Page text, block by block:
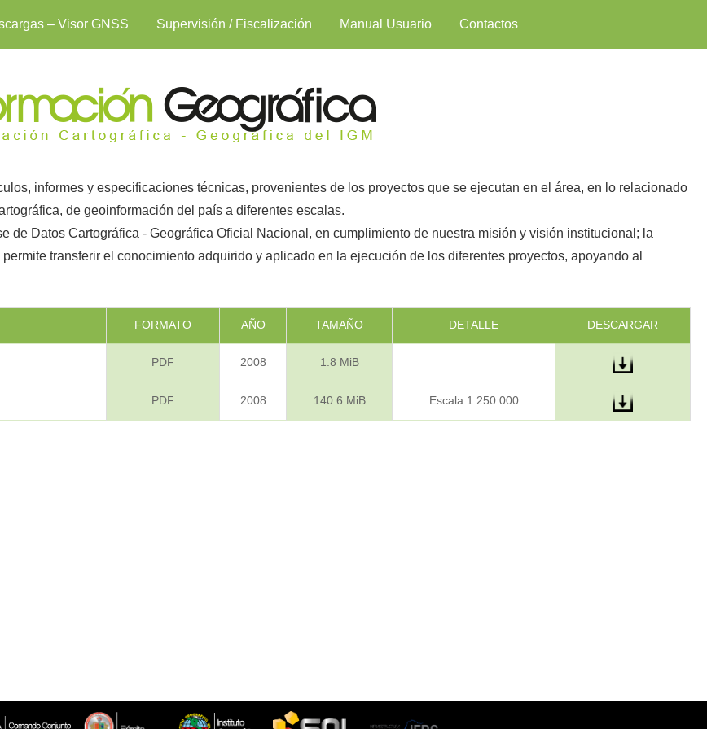
– Visor GNSS Supervisión / Fiscalización Manual Usuario Contactos
informes y especificaciones técnicas, provenientes de los proyectos que se ejecutan en el área, en lo relacionado
de geoinformación del país a diferentes escalas.
de Datos Cartográfica - Geográfica Oficial Nacional, en cumplimiento de nuestra misión y visión institucional; la
transferir el conocimiento adquirido y aplicado en la ejecución de los diferentes proyectos, apoyando al
FORMATO AÑO TAMAÑO DETALLE DESCARGAR
PDF 2008 1.8 MiB
PDF 2008 140.6 MiB Escala 1:250.000